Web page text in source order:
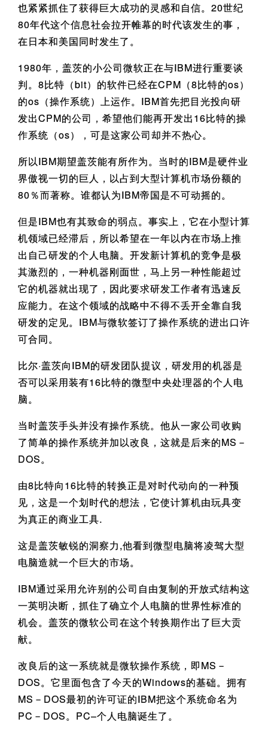
也紧紧抓住了获得巨大成功的灵感和自信。20世纪
80年代这个信息社会拉开帷幕的时代该发生的事，
在日本和美国同时发生了。
1980年，盖茨的小公司微软正在与IBM进行重要谈
判。8比特（bit）的软件已经在CPM（8比特的os）
的os（操作系统）上运作。IBM首先把目光投向研
发出CPM的公司，希望他们能再开发出16比特的操
作系统（os），可是这家公司却并不热心。
所以IBM期望盖茨能有所作为。当时的IBM是硬件业
界傲视一切的巨人，以占到大型计算机市场份额的
80％而著称。谁都认为IBM帝国是不可动摇的。
但是IBM也有其致命的弱点。事实上，它在小型计算
机领域已经滞后，所以希望在一年以内在市场上推
出自己研发的个人电脑。开发新计算机的竞争是极
其激烈的，一种机器刚面世，马上另一种性能超过
它的机器就出现了，因此要求研发工作者有迅速反
应能力。在这个领域的战略中不得不丢开全靠自我
研发的定见。IBM与微软签订了操作系统的进出口许
可合同。
比尔·盖茨向IBM的研发团队提议，研发用的机器是
否可以采用装有16比特的微型中央处理器的个人电
脑。
当时盖茨手头并没有操作系统。他从一家公司收购
了简单的操作系统并加以改良，这就是后来的MS－
DOS。
由8比特向16比特的转换正是对时代动向的一种预
见，这是一个划时代的想法，它使计算机由玩具变
为真正的商业工具.
这是盖茨敏锐的洞察力,他看到微型电脑将凌驾大型
电脑造就一个巨大的市场。
IBM通过采用允许别的公司自由复制的开放式结构这
一英明决断，抓住了确立个人电脑的世界性标准的
机会。盖茨的微软公司在这个转换期作出了巨大贡
献。
改良后的这一系统就是微软操作系统，即MS－
DOS。它里面包含了今天的Windows的基础。拥有
MS－DOS最初的许可证的IBM把这个系统命名为
PC－DOS。PC–个人电脑诞生了。